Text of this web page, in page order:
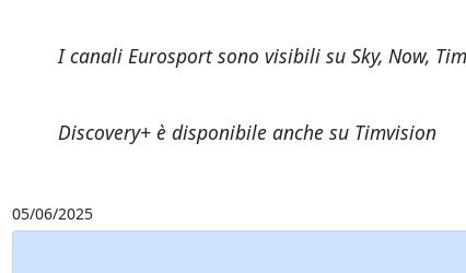
I canali Eurosport sono visibili su Sky, Now,
Discovery+ è disponibile anche su Timvision
05/06/2025